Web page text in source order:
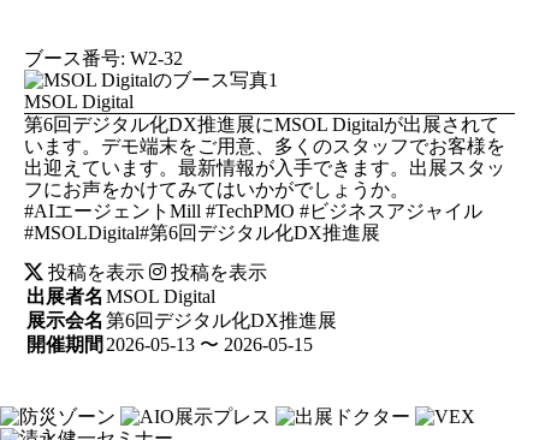
ブース番号: W2-32
MSOL Digital
第6回デジタル化DX推進展にMSOL Digitalが出展されて
います。デモ端末をご用意、多くのスタッフでお客様を
出迎えています。最新情報が入手できます。出展スタッ
フにお声をかけてみてはいかがでしょうか。
#AIエージェントMill #TechPMO #ビジネスアジャイル
#MSOLDigital#第6回デジタル化DX推進展
投稿を表示
投稿を表示
出展者名 MSOL Digital
展示会名 第6回デジタル化DX推進展
開催期間 2026-05-13 〜 2026-05-15